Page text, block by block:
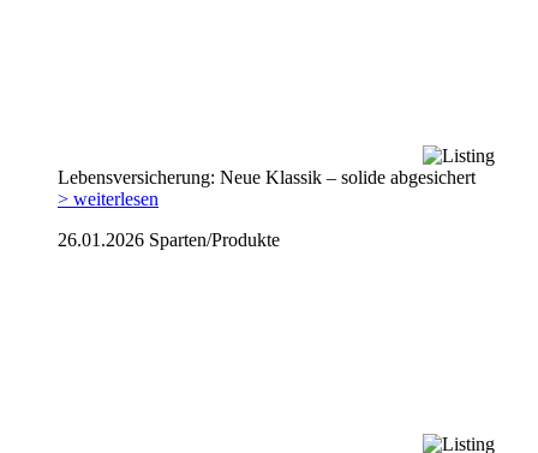
Lebensversicherung: Neue Klassik – solide abgesichert
> weiterlesen
26.01.2026 Sparten/Produkte